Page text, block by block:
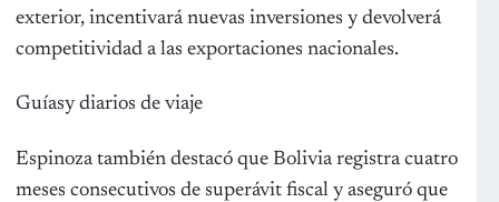
exterior, incentivará nuevas inversiones y devolverá
competitividad a las exportaciones nacionales.
Guíasy diarios de viaje
Espinoza también destacó que Bolivia registra cuatro
meses consecutivos de superávit fiscal y aseguró que